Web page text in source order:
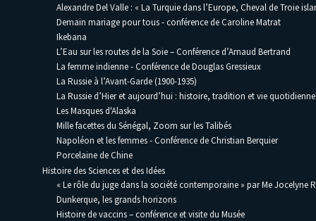
Alexandre Del Valle : « La Turquie dans l’Europe, Cheval de Troie
Demain mariage pour tous - conférence de Caroline Matrat
Ikebana
L’Eau sur les routes de la Soie – Conférence d’Arnaud Bertrand
La femme indienne - Conférence de Douglas Gressieux
La Russie à l’Avant-Garde (1900-1935)
La Russie d’Hier et aujourd’hui : histoire, tradition et vie quotidienne
Les Masques d'Alaska
Mille facettes du Sénégal, Zoom sur les Talibés
Napoléon et les femmes - Conférence de Christian Berquier
Porcelaine de Chine
Histoire des Sciences et des Idées
« Le rôle du juge dans la société contemporaine » par Me Jocelyne
Dunkerque, les grands horizons
Histoire de vaccins – conférence et visite du Musée